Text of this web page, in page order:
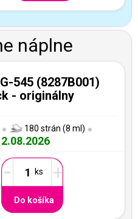
náplne
545 (8287B001)
- originálny
180 strán (8 ml)
- +
Do košíka